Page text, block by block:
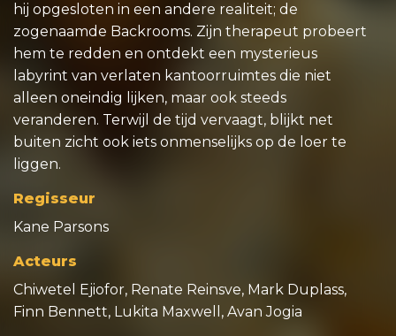
hij opgesloten in een andere realiteit; de
zogenaamde Backrooms. Zijn therapeut probeert
hem te redden en ontdekt een mysterieus
labyrint van verlaten kantoorruimtes die niet
alleen oneindig lijken, maar ook steeds
veranderen. Terwijl de tijd vervaagt, blijkt net
buiten zicht ook iets onmenselijks op de loer te
liggen.
Regisseur
Kane Parsons
Acteurs
Chiwetel Ejiofor, Renate Reinsve, Mark Duplass,
Finn Bennett, Lukita Maxwell, Avan Jogia